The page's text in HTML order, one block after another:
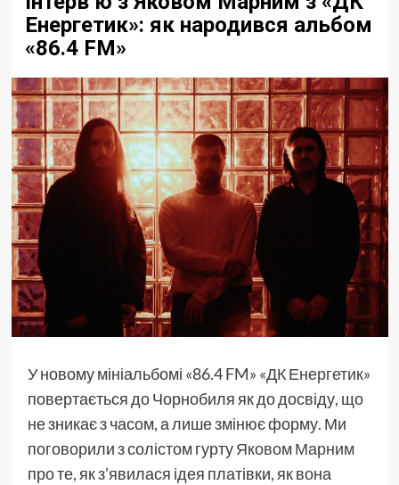
Енергетик»: як народився альбом
«86.4 FM»
У новому мініальбомі «86.4 FM» «ДК Енергетик»
повертається до Чорнобиля як до досвіду, що
не зникає з часом, а лише змінює форму. Ми
поговорили з солістом гуртуЯковом Марним
про те, як з’явилася ідея платівки, як вона